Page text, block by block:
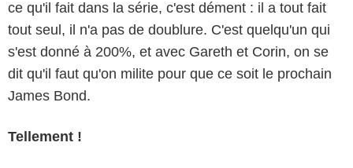
ce qu'il fait dans la série, c'est dément : il a tout fait
tout seul, il n'a pas de doublure. C'est quelqu'un qui
s'est donné à 200%, et avec Gareth et Corin, on se
dit qu'il faut qu'on milite pour que ce soit le prochain
James Bond.
Tellement !